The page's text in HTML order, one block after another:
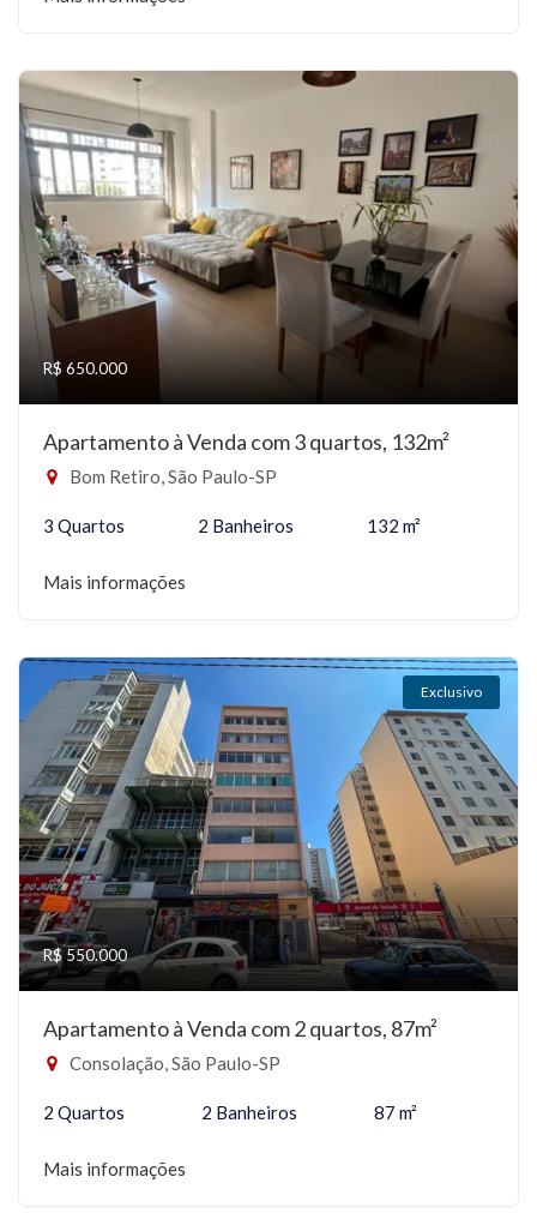
R$ 650.000
Apartamento à Venda com 3 quartos, 132m²
Bom Retiro, São Paulo-SP
3 Quartos 2 Banheiros 132 m²
Mais informações
Exclusivo
R$ 550.000
Apartamento à Venda com 2 quartos, 87m²
Consolação, São Paulo-SP
2 Quartos 2 Banheiros 87 m²
Mais informações